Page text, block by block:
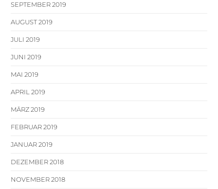
SEPTEMBER 2019
AUGUST 2019
JULI 2019
JUNI 2019
MAI 2019
APRIL 2019
MÄRZ 2019
FEBRUAR 2019
JANUAR 2019
DEZEMBER 2018
NOVEMBER 2018